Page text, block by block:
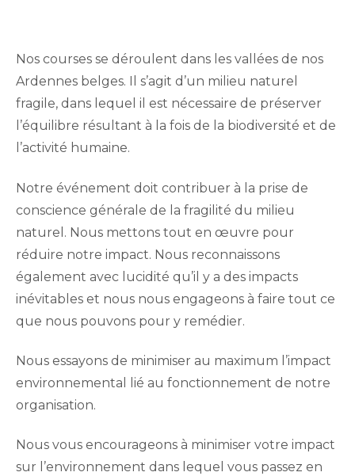
Nos courses se déroulent dans les vallées de nos
Ardennes belges. Il s’agit d’un milieu naturel
fragile, dans lequel il est nécessaire de préserver
l’équilibre résultant à la fois de la biodiversité et de
l’activité humaine.
Notre événement doit contribuer à la prise de
conscience générale de la fragilité du milieu
naturel. Nous mettons tout en œuvre pour
réduire notre impact. Nous reconnaissons
également avec lucidité qu’il y a des impacts
inévitables et nous nous engageons à faire tout ce
que nous pouvons pour y remédier.
Nous essayons de minimiser au maximum l’impact
environnemental lié au fonctionnement de notre
organisation.
Nous vous encourageons à minimiser votre impact
sur l’environnement dans lequel vous passez en